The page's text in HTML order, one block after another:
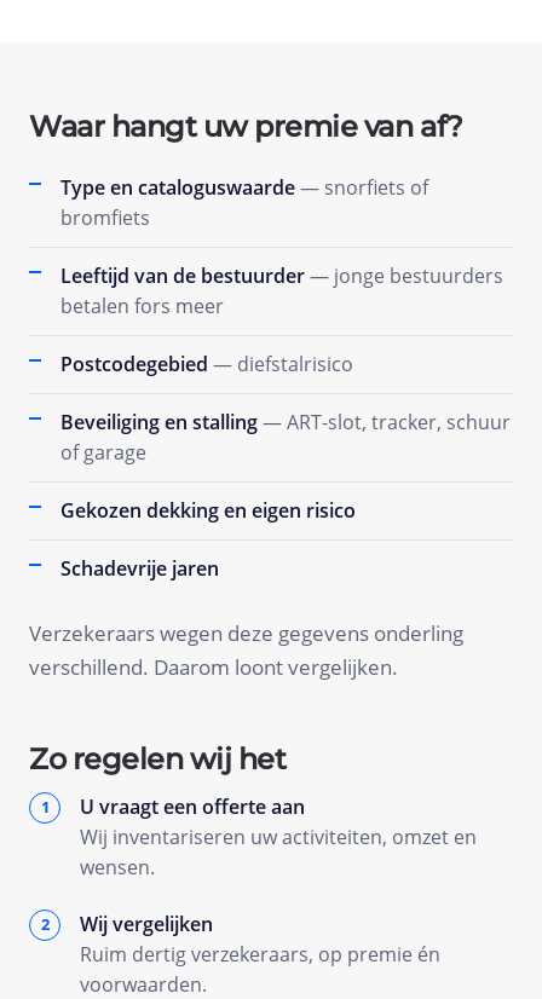
Waar hangt uw premie van af?
Type en cataloguswaarde— snorfiets of
bromfiets
Leeftijd van de bestuurder— jonge bestuurders
betalen fors meer
Postcodegebied — diefstalrisico
Beveiliging en stalling— ART-slot, tracker, schuur
of garage
Gekozen dekking en eigen risico
Schadevrije jaren
Verzekeraars wegen deze gegevens onderling
verschillend. Daarom loont vergelijken.
Zo regelen wij het
U vraagt een offerte aan
Wij inventariseren uw activiteiten, omzet en
wensen.
Wij vergelijken
Ruim dertig verzekeraars, op premie én
voorwaarden.